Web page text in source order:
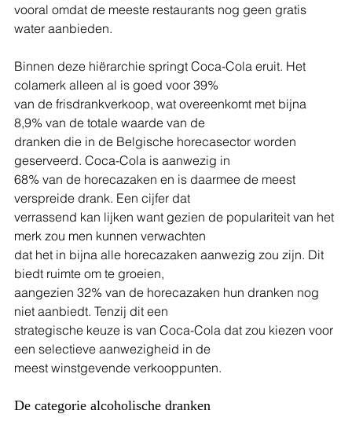
vooral omdat de meeste restaurants nog geen gratis
water aanbieden.
Binnen deze hiërarchie springt Coca-Cola eruit. Het
colamerk alleen al is goed voor 39%
van de frisdrankverkoop, wat overeenkomt met bijna
8,9% van de totale waarde van de
dranken die in de Belgische horecasector worden
geserveerd. Coca-Cola is aanwezig in
68% van de horecazaken en is daarmee de meest
verspreide drank. Een cijfer dat
verrassend kan lijken want gezien de populariteit van het
merk zou men kunnen verwachten
dat het in bijna alle horecazaken aanwezig zou zijn. Dit
biedt ruimte om te groeien,
aangezien 32% van de horecazaken hun dranken nog
niet aanbiedt. Tenzij dit een
strategische keuze is van Coca-Cola dat zou kiezen voor
een selectieve aanwezigheid in de
meest winstgevende verkooppunten.
De categorie alcoholische dranken